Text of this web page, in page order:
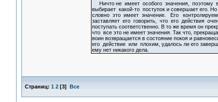
Ничто не имеет особого значения, поэтому
выбирает какой-то поступок и совершает его.
словно это имеет значение. Его
заставляет его говорить, что его действия
поступать соответственно. В то же время он
что все это не имеет значения. Так что,
воин возвращается в состояние покоя и
его действие или плохим, удалось ли его
ему нет никакого дела.
Страниц: 1 2[3] Все